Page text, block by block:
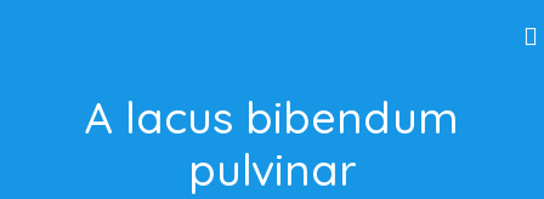
A lacus bibendum
pulvinar